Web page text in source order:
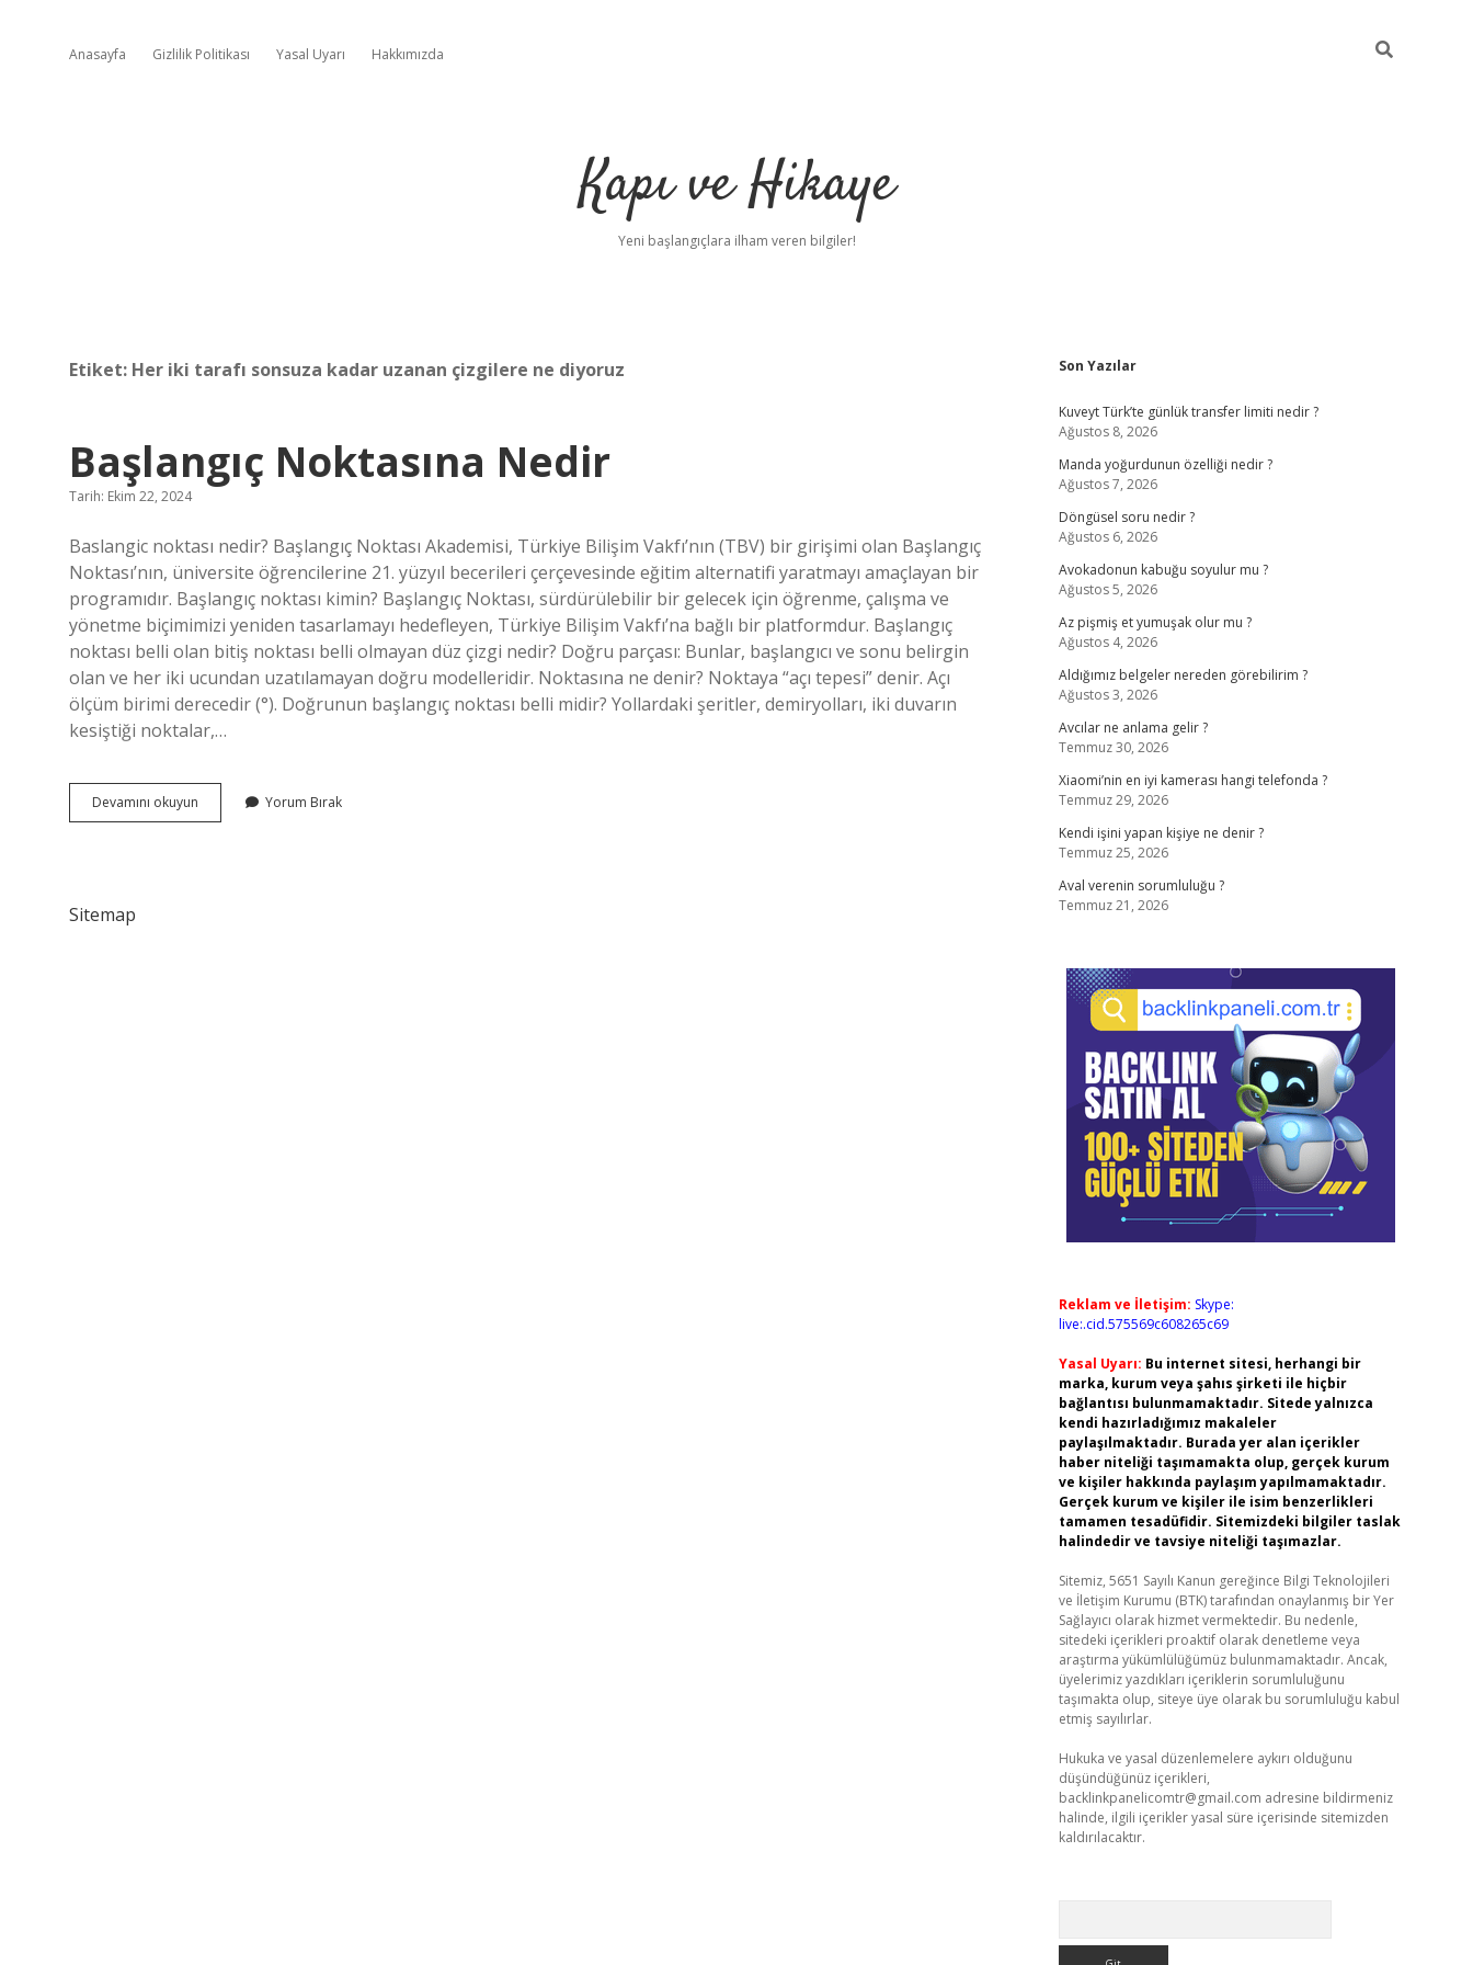
Anasayfa Gizlilik Politikası Yasal Uyarı Hakkımızda
Kapı ve Hikaye
Yeni başlangıçlara ilham veren bilgiler!
Etiket: Her iki tarafı sonsuza kadar uzanan çizgilere ne diyoruz
Başlangıç Noktasına Nedir
Tarih: Ekim 22, 2024
Baslangic noktası nedir? Başlangıç ​​Noktası Akademisi, Türkiye Bilişim Vakfı’nın (TBV) bir girişimi olan Başlangıç ​​
Noktası’nın, üniversite öğrencilerine 21. yüzyıl becerileri çerçevesinde eğitim alternatifi yaratmayı amaçlayan bir
programıdır. Başlangıç noktası kimin? Başlangıç ​​Noktası, sürdürülebilir bir gelecek için öğrenme, çalışma ve
yönetme biçimimizi yeniden tasarlamayı hedefleyen, Türkiye Bilişim Vakfı’na bağlı bir platformdur. Başlangıç
noktası belli olan bitiş noktası belli olmayan düz çizgi nedir? Doğru parçası: Bunlar, başlangıcı ve sonu belirgin
olan ve her iki ucundan uzatılamayan doğru modelleridir. Noktasına ne denir? Noktaya “açı tepesi” denir. Açı
ölçüm birimi derecedir (°). Doğrunun başlangıç noktası belli midir? Yollardaki şeritler, demiryolları, iki duvarın
kesiştiği noktalar,…
Devamını okuyun Başlangıç
Noktasına
Yorum Bırak
Sitemap
Sidebar
Son Yazılar
Kuveyt Türk’te günlük transfer limiti nedir ?
Ağustos 8, 2026
Manda yoğurdunun özelliği nedir ?
Ağustos 7, 2026
Döngüsel soru nedir ?
Ağustos 6, 2026
Avokadonun kabuğu soyulur mu ?
Ağustos 5, 2026
Az pişmiş et yumuşak olur mu ?
Ağustos 4, 2026
Aldığımız belgeler nereden görebilirim ?
Ağustos 3, 2026
Avcılar ne anlama gelir ?
Temmuz 30, 2026
Xiaomi’nin en iyi kamerası hangi telefonda ?
Temmuz 29, 2026
Kendi işini yapan kişiye ne denir ?
Temmuz 25, 2026
Aval verenin sorumluluğu ?
Temmuz 21, 2026
Reklam ve İletişim: Skype:
live:.cid.575569c608265c69
Yasal Uyarı: Bu internet sitesi, herhangi bir
marka, kurum veya şahıs şirketi ile hiçbir
bağlantısı bulunmamaktadır. Sitede yalnızca
kendi hazırladığımız makaleler
paylaşılmaktadır. Burada yer alan içerikler
haber niteliği taşımamakta olup, gerçek kurum
ve kişiler hakkında paylaşım yapılmamaktadır.
Gerçek kurum ve kişiler ile isim benzerlikleri
tamamen tesadüfidir. Sitemizdeki bilgiler taslak
halindedir ve tavsiye niteliği taşımazlar.
Sitemiz, 5651 Sayılı Kanun gereğince Bilgi Teknolojileri
ve İletişim Kurumu (BTK) tarafından onaylanmış bir Yer
Sağlayıcı olarak hizmet vermektedir. Bu nedenle,
sitedeki içerikleri proaktif olarak denetleme veya
araştırma yükümlülüğümüz bulunmamaktadır. Ancak,
üyelerimiz yazdıkları içeriklerin sorumluluğunu
taşımakta olup, siteye üye olarak bu sorumluluğu kabul
etmiş sayılırlar.
Hukuka ve yasal düzenlemelere aykırı olduğunu
düşündüğünüz içerikleri,
backlinkpanelicomtr@gmail.com adresine bildirmeniz
halinde, ilgili içerikler yasal süre içerisinde sitemizden
kaldırılacaktır.